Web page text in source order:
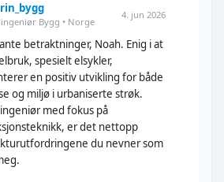
Bygg • Norge
4. jun 2026
betraktninger, Noah. Enig i at
spesielt elsykler,
en positiv utvikling for både
og miljø i urbaniserte strøk.
med fokus på
er det nettopp
du nevner som